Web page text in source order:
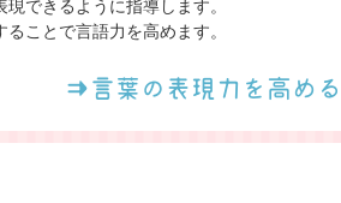
できるように指導します。
ことで言語力を高めます。
⇒言葉の表現力を高める